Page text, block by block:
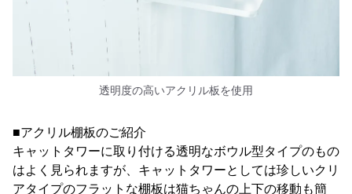
透明度の高いアクリル板を使用
■アクリル棚板のご紹介
キャットタワーに取り付ける透明なボウル型タイプのもの
はよく見られますが、キャットタワーとしては珍しいクリ
アタイプのフラットな棚板は猫ちゃんの上下の移動も簡